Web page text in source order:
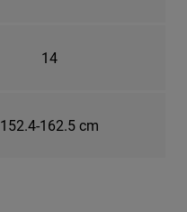
14
152.4-162.5 cm